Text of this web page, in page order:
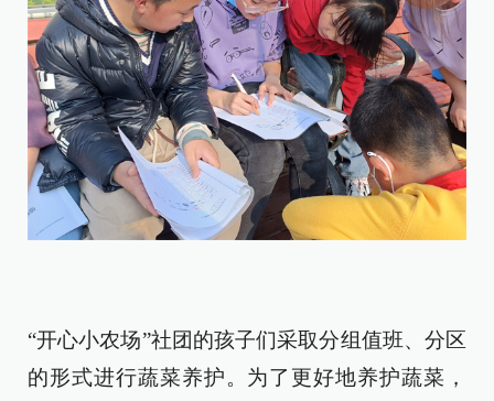
“开心小农场”社团的孩子们采取分组值班、分区
的形式进行蔬菜养护。为了更好地养护蔬菜，